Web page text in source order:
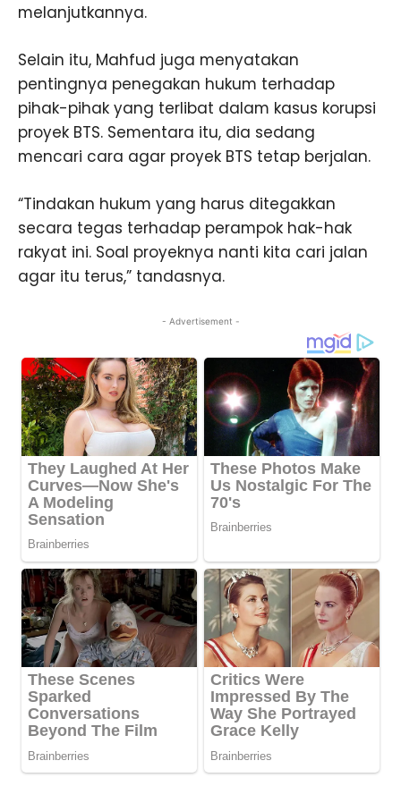
melanjutkannya.
Selain itu, Mahfud juga menyatakan
pentingnya penegakan hukum terhadap
pihak-pihak yang terlibat dalam kasus korupsi
proyek BTS. Sementara itu, dia sedang
mencari cara agar proyek BTS tetap berjalan.
“Tindakan hukum yang harus ditegakkan
secara tegas terhadap perampok hak-hak
rakyat ini. Soal proyeknya nanti kita cari jalan
agar itu terus,” tandasnya.
- Advertisement -